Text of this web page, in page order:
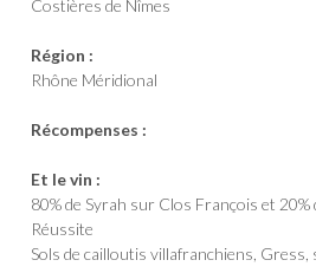
Costières de Nîmes
Région :
Rhône Méridional
Récompenses :
Et le vin :
80% de Syrah sur Clos François et
Réussite
Sols de cailloutis villafranchiens, Gress,